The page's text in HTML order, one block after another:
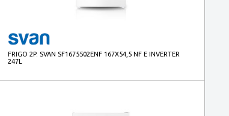
FRIGO 2P. SVAN SF1675502ENF 167X54,5 NF E INVERTER
247L